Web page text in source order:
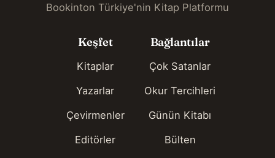
Bookinton Türkiye'nin Kitap Platformu
Keşfet
Kitaplar
Yazarlar
Çevirmenler
Editörler
Bağlantılar
Çok Satanlar
Okur Tercihleri
Günün Kitabı
Bülten